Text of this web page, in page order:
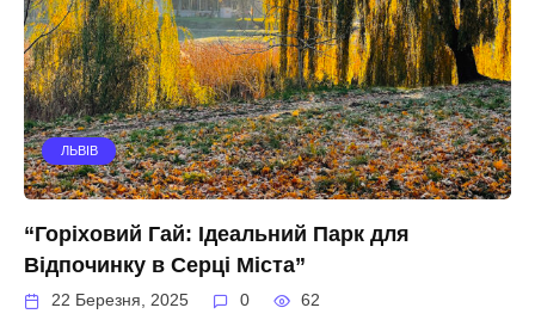
ЛЬВІВ
“Горіховий Гай: Ідеальний Парк для
Відпочинку в Серці Міста”
22 Березня, 2025 0 62